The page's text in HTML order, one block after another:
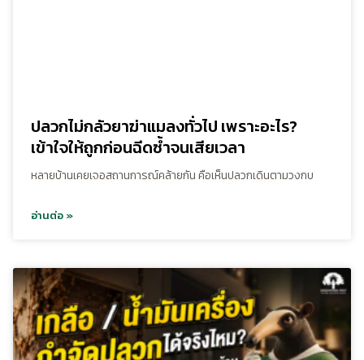
ปลวกไม่กลัวยาฆ่าแมลงทั่วไป เพราะอะไร?
เข้าใจให้ถูกก่อนฉีดซ้ำจนเสียเวลา
หลายบ้านเคยเจอสถานการณ์คล้ายกัน คือเห็นปลวกเดินตามวงกบ
อ่านต่อ »